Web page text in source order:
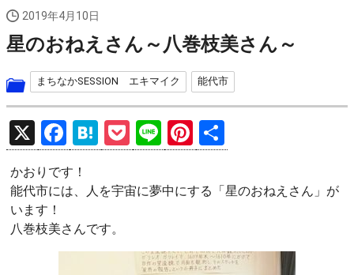
2019年4月10日
星のおねえさん～八巻枝美さん～
まちなかSESSION エキマイク 能代市
X
F
a
ce
o
o
H
at
e
a
P
o
ck
Li
n
e
Pi
nt
er
有
かおりです！
能代市には、人を宇宙に夢中にする「星のおねえさん」が
います！
八巻枝美さんです。